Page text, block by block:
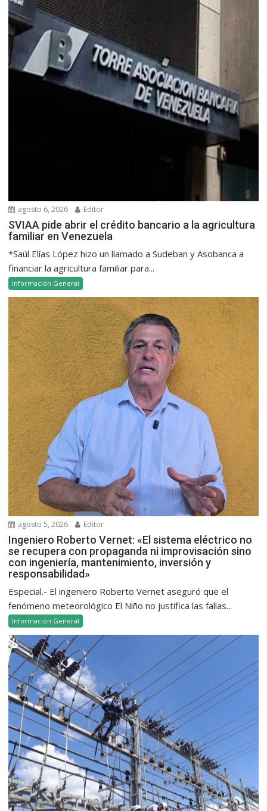
agosto 6, 2026 Editor
SVIAA pide abrir el crédito bancario a la agricultura
familiar en Venezuela
*Saúl Elías López hizo un llamado a Sudeban y Asobanca a
financiar la agricultura familiar para...
Información General
agosto 5, 2026 Editor
Ingeniero Roberto Vernet: «El sistema eléctrico no
se recupera con propaganda ni improvisación sino
con ingeniería, mantenimiento, inversión y
responsabilidad»
Especial.- El ingeniero Roberto Vernet aseguró que el
fenómeno meteorológico El Niño no justifica las fallas...
Información General